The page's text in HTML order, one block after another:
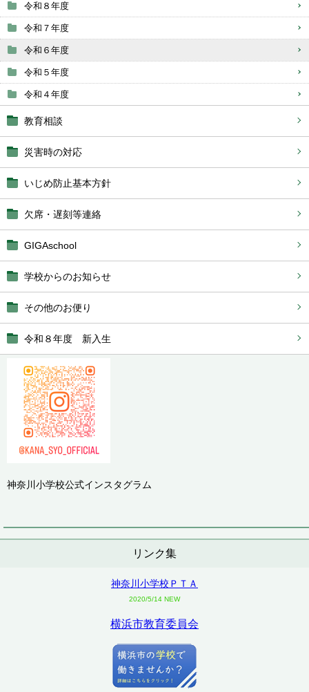
令和８年度
令和７年度
令和６年度
令和５年度
令和４年度
教育相談
災害時の対応
いじめ防止基本方針
欠席・遅刻等連絡
GIGAschool
学校からのお知らせ
その他のお便り
令和８年度 新入生
神奈川小学校公式インスタグラム
リンク集
神奈川小学校ＰＴＡ
2020/5/14 NEW
横浜市教育委員会